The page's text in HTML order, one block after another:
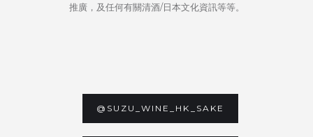
推廣，及任何有關清酒/日本文化資訊等等。
@SUZU_WINE_HK_SAKE